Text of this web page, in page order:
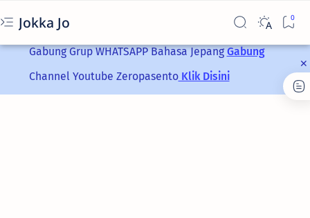
Jokka Jo
Gabung GrupWHATSAPPBahasa JepangGabung
Channel Youtube ZeropasentoKlik Disini